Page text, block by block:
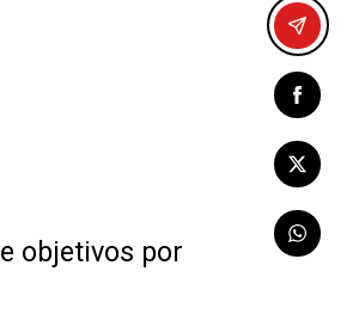
objetivos por